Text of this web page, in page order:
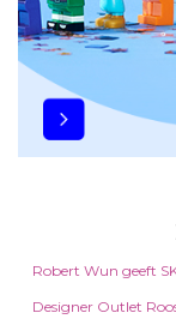
Robert Wun geeft
Designer Outlet